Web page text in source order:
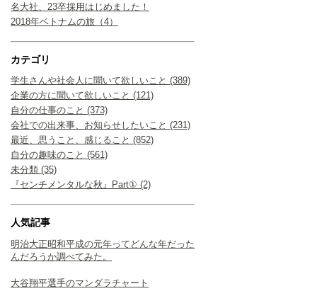
名大社、23卒採用はじめました！
2018年ベトナムの旅（4）
カテゴリ
学生さんや社会人に聞いて欲しいこと (389)
企業の方に聞いて欲しいこと (121)
自分の仕事のこと (373)
会社での出来事、お知らせしたいこと (231)
最近、思うこと、感じること (852)
自分の趣味のこと (561)
未分類 (35)
『センチメンタルな秋』Part① (2)
人気記事
明治大正昭和平成の元年ってどんな年だった
んだろうか調べてみた。
大谷翔平選手のマンダラチャート